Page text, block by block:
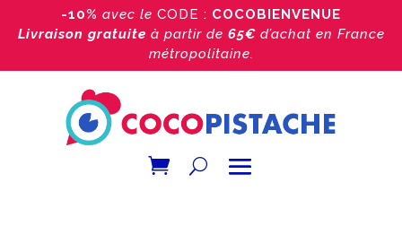
-10% avec le CODE : COCOBIENVENUE
Livraison gratuite à partir de 65€ d’achat en France
métropolitaine.